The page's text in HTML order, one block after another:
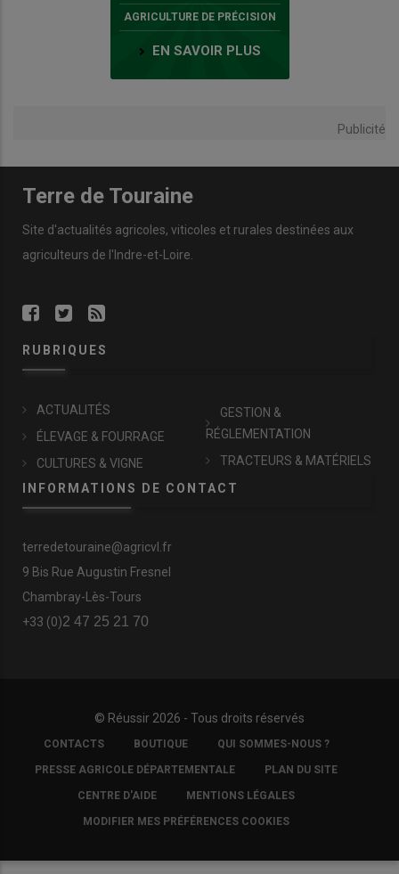
AGRICULTURE DE PRÉCISION
EN SAVOIR PLUS
Publicité
Terre de Touraine
Site d'actualités agricoles, viticoles et rurales destinées aux
agriculteurs de l'Indre-et-Loire.
RUBRIQUES
ACTUALITÉS
ÉLEVAGE & FOURRAGE
CULTURES & VIGNE
GESTION &
RÉGLEMENTATION
TRACTEURS & MATÉRIELS
INFORMATIONS DE CONTACT
terredetouraine@agricvl.fr
9 Bis Rue Augustin Fresnel
Chambray-Lès-Tours
+33 (0)2 47 25 21 70
© Réussir 2026 - Tous droits réservés
FOOTER
COPYRIGHT
CONTACTS BOUTIQUE QUI SOMMES-NOUS ?
PRESSE AGRICOLE DÉPARTEMENTALE PLAN DU SITE
CENTRE D'AIDE MENTIONS LÉGALES
MODIFIER MES PRÉFÉRENCES COOKIES